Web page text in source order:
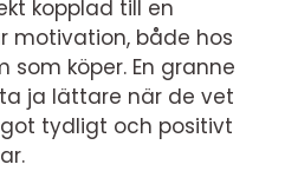
kopplad till en
motivation, både hos
som köper. En granne
ja lättare när de vet
tydligt och positivt